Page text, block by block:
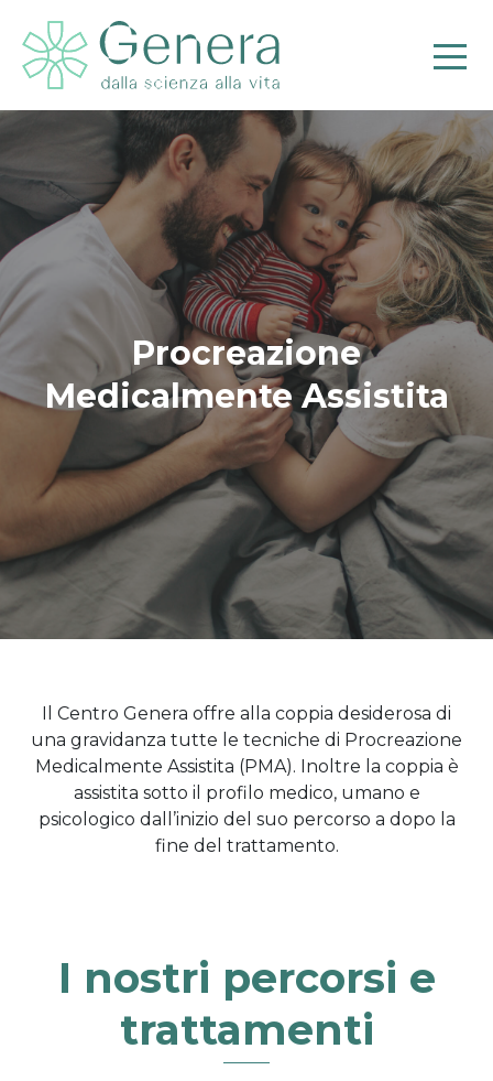
Procreazione
Medicalmente Assistita
Il Centro Genera offre alla coppia desiderosa di
una gravidanza tutte le tecniche di Procreazione
Medicalmente Assistita (PMA). Inoltre la coppia è
assistita sotto il profilo medico, umano e
psicologico dall’inizio del suo percorso a dopo la
fine del trattamento.
I nostri percorsi e
trattamenti